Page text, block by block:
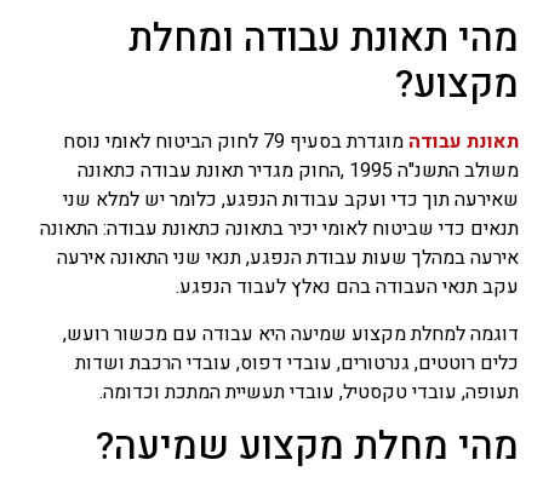
מהי תאונת עבודה ומחלת
מקצוע?
תאונת עבודה
מוגדרת בסעיף 79 לחוק הביטוח לאומי נוסח
משולב התשנ"ה 1995 ,החוק מגדיר תאונת עבודה כתאונה
שאירעה תוך כדי ועקב עבודות הנפגע, כלומר יש למלא שני
תנאים כדי שביטוח לאומי יכיר בתאונה כתאונת עבודה: התאונה
אירעה במהלך שעות עבודת הנפגע, תנאי שני התאונה אירעה
עקב תנאי העבודה בהם נאלץ לעבוד הנפגע.
דוגמה למחלת מקצוע שמיעה היא עבודה עם מכשור רועש,
כלים רוטטים, גנרטורים, עובדי דפוס, עובדי הרכבת ושדות
תעופה, עובדי טקסטיל, עובדי תעשיית המתכת וכדומה.
מהי מחלת מקצוע שמיעה?